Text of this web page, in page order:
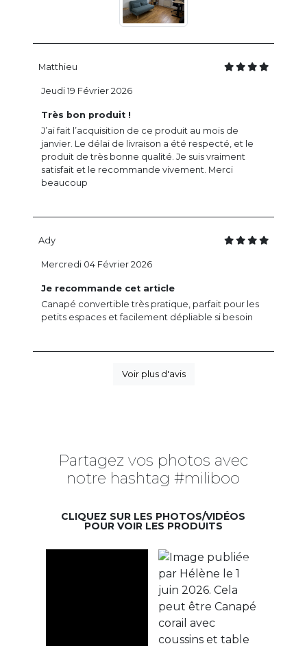
Matthieu
Très bon produit !
J’ai fait l’acquisition de ce produit au mois de
janvier. Le délai de livraison a été respecté, et le
produit de très bonne qualité. Je suis vraiment
satisfait et le recommande vivement. Merci
beaucoup
Jeudi 19 Février 2026
Ady
Je recommande cet article
Canapé convertible très pratique, parfait pour les
petits espaces et facilement dépliable si besoin
Mercredi 04 Février 2026
Voir plus d'avis
Partagez vos photos avec
notre hashtag #miliboo
CLIQUEZ SUR LES PHOTOS/VIDÉOS
POUR VOIR LES PRODUITS